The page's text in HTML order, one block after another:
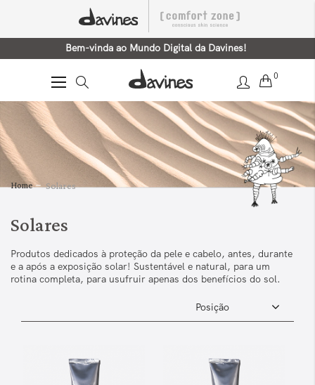
Bem-vinda ao Mundo Digital da Davines!
Alternar
0
Home Solares
Solares
Produtos dedicados à proteção da pele e cabelo, antes, durante
e a após a exposição solar! Sustentável e natural, para um
rotina completa, para usufruir apenas dos benefícios do sol.